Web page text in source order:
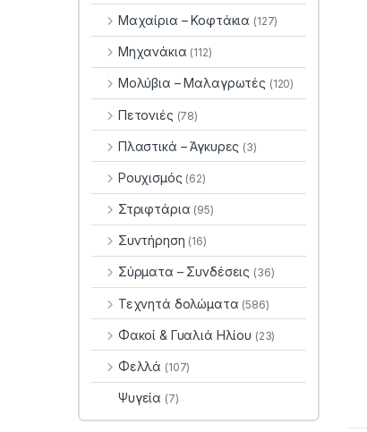
Μαχαίρια – Κοφτάκια (127)
Μηχανάκια (112)
Μολύβια – Μαλαγρωτές (120)
Πετονιές (78)
Πλαστικά – Άγκυρες (3)
Ρουχισμός (62)
Στριφτάρια (95)
Συντήρηση (16)
Σύρματα – Συνδέσεις (36)
Τεχνητά δολώματα (586)
Φακοί & Γυαλιά Ηλίου (23)
Φελλά (107)
Ψυγεία (7)